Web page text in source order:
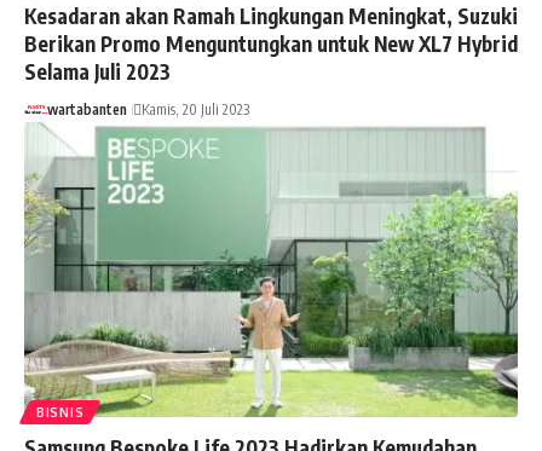
Kesadaran akan Ramah Lingkungan Meningkat, Suzuki
Berikan Promo Menguntungkan untuk New XL7 Hybrid
Selama Juli 2023
wartabanten Kamis, 20 Juli 2023
BISNIS